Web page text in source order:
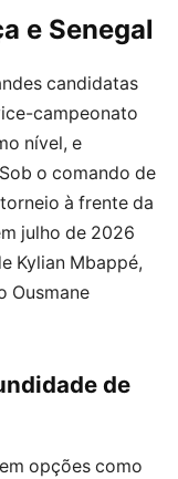
e Senegal
candidatas
campeonato
nível, e
o comando de
à frente da
julho de 2026
Kylian Mbappé,
Ousmane
de
opções como